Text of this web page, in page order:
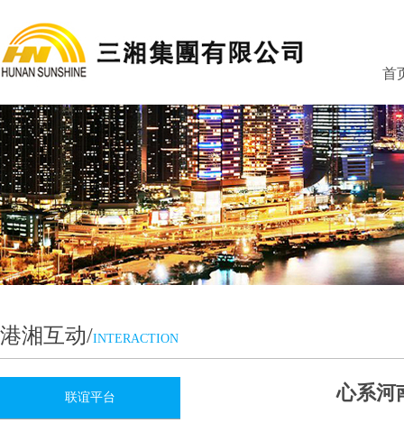
首
港湘互动/INTERACTION
联谊平台 心系河